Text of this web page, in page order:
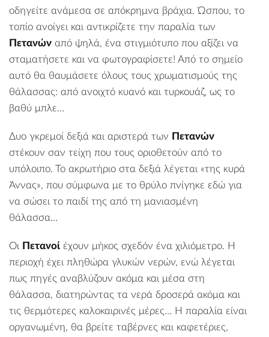
οδηγείτε ανάμεσα σε απόκρημνα βράχια. Ώσπου, το
τοπίο ανοίγει και αντικρίζετε την παραλία των
Πετανών από ψηλά, ένα στιγμιότυπο που αξίζει να
σταματήσετε και να φωτογραφίσετε! Από το σημείο
αυτό θα θαυμάσετε όλους τους χρωματισμούς της
θάλασσας: από ανοιχτό κυανό και τυρκουάζ, ως το
βαθύ μπλε…
Δυο γκρεμοί δεξιά και αριστερά των Πετανών
στέκουν σαν τείχη που τους οριοθετούν από το
υπόλοιπο. Το ακρωτήριο στα δεξιά λέγεται «της κυρά
Άννας», που σύμφωνα με το θρύλο πνίγηκε εδώ για
να σώσει το παιδί της από τη μανιασμένη
θάλασσα…
Οι Πετανοί έχουν μήκος σχεδόν ένα χιλιόμετρο. Η
περιοχή έχει πληθώρα γλυκών νερών, ενώ λέγεται
πως πηγές αναβλύζουν ακόμα και μέσα στη
θάλασσα, διατηρώντας τα νερά δροσερά ακόμα και
τις θερμότερες καλοκαιρινές μέρες… Η παραλία είναι
οργανωμένη, θα βρείτε ταβέρνες και καφετέριες,